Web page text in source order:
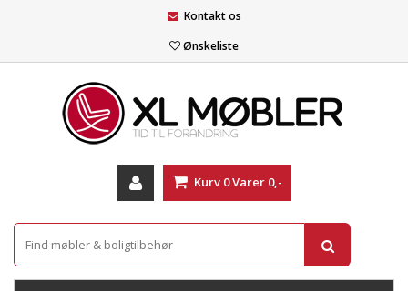
Kontakt os
Ønskeliste
Kurv 0Varer 0,-